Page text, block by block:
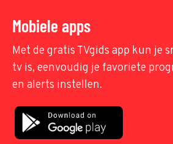
Mobiele apps
Met de gratis TVgids app kun je
tv is, eenvoudig je favoriete
en alerts instellen.